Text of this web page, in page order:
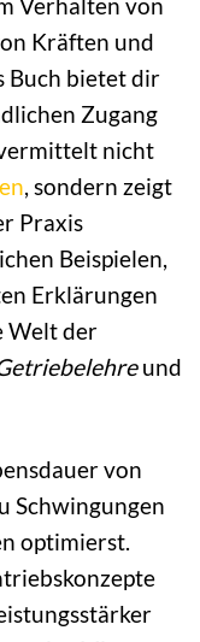
Kräften und
Buch bietet dir
Zugang
nicht
, sondern zeigt
Praxis
Beispielen,
Erklärungen
Welt der
und
von
Schwingungen
optimierst.